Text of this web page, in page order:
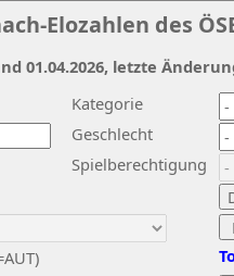
Elozahlen des
Kategorie
Geschlecht
Spielberechtigung
01.04.2026, letzte